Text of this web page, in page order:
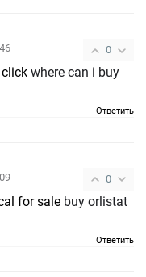
0
click where can i buy
Ответить
0
for sale buy orlistat
Ответить